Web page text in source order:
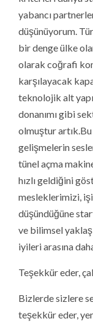
yabancı
düşünüyorum.
bir denge ülke
olarak coğrafi
karşılayacak
teknolojik alt
donanımı gibi
olmuştur
gelişmelerin
tünel açma
hızlı geldiğini
mesleklerimizi,
düşündüğüne
ve bilimsel
iyileri arasına
Teşekkür eder,
Bizlerde sizlere
teşekkür eder,